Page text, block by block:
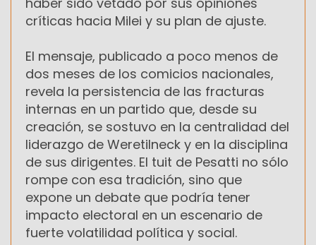
críticas hacia Milei y su plan de ajuste.
El mensaje, publicado a poco menos de
dos meses de los comicios nacionales,
revela la persistencia de las fracturas
internas en un partido que, desde su
creación, se sostuvo en la centralidad del
liderazgo de Weretilneck y en la disciplina
de sus dirigentes. El tuit de Pesatti no sólo
rompe con esa tradición, sino que
expone un debate que podría tener
impacto electoral en un escenario de
fuerte volatilidad política y social.